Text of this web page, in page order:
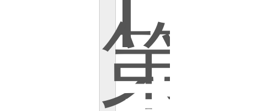
第